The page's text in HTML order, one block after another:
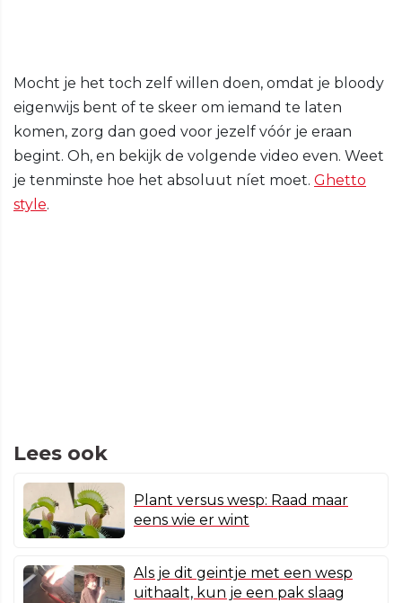
Mocht je het toch zelf willen doen, omdat je bloody
eigenwijs bent of te skeer om iemand te laten
komen, zorg dan goed voor jezelf vóór je eraan
begint. Oh, en bekijk de volgende video even. Weet
je tenminste hoe het absoluut níet moet. Ghetto
style.
Lees ook
Plant versus wesp: Raad maar
eens wie er wint
Als je dit geintje met een wesp
uithaalt, kun je een pak slaag